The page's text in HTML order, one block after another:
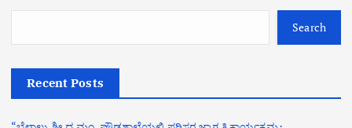
Search
Recent Posts